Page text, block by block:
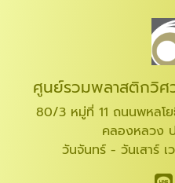
ศูนย์รวมพลาสติกวิศ
80/3 หมู่ที่ 11 ถนนพหลโ
คลองหลวง
วันจันทร์ - วันเสาร์